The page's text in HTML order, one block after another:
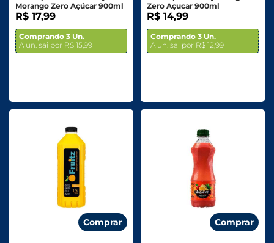
Morango Zero Açúcar 900ml
R$ 17,99
Comprando 3 Un.
A un. sai por R$ 15,99
Zero Açucar 900ml
R$ 14,99
Comprando 3 Un.
A un. sai por R$ 12,99
Comprar Comprar